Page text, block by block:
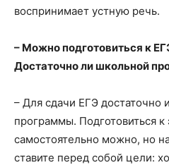
воспринимает устную речь.
– Можно подготовиться к
Достаточно ли школьной
– Для сдачи ЕГЭ достаточно
программы. Подготовиться к
самостоятельно можно, но
ставите перед собой цели: